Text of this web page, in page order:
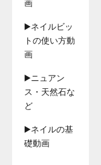
画
▶️ネイルビッ
トの使い方動
画
▶️ニュアン
ス・天然石な
ど
▶️ネイルの基
礎動画